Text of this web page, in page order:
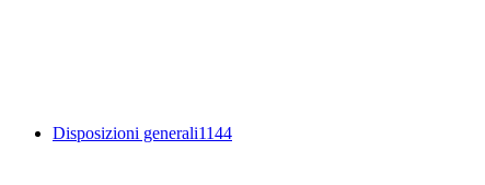
Disposizioni generali1144